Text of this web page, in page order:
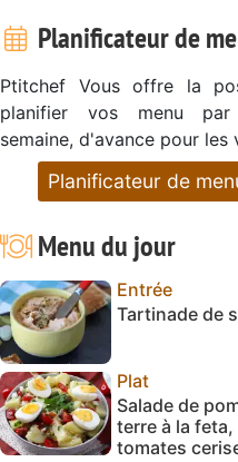
Planificateur de
Ptitchef Vous offre la
planifier vos menu
semaine, d'avance pour les
Planificateur de
Menu du jour
Entrée
Tartinade de
Plat
Salade de
terre à la
tomates